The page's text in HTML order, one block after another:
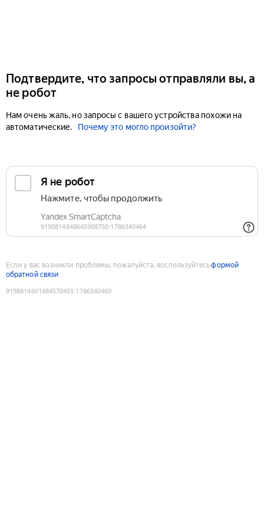
Подтвердите, что запросы отправляли вы, а
не робот
Нам очень жаль, но запросы с вашего устройства похожи на
автоматические.
Почему это могло произойти?
Если у вас возникли проблемы, пожалуйста, воспользуйтесьформой
обратной связи
9198814601484570455:1786340460